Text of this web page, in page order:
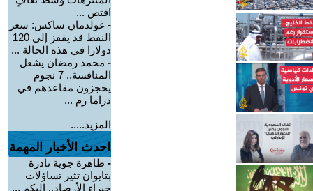
اقتص ...
- غولدمان ساكس: سعر
النفط قد يقفز إلى 120
دولارا في هذه الحالة ...
- محمد رمضان يشعل
المنافسة.. 7 نجوم
يحجزون مقاعدهم في
دراما رم ...
المزيد.....
احدث الأخبار المهمة
- ظاهرة جوية نادرة
بتايوان تثير تساؤلات
خبراء الأرصاد.. إليكم ...